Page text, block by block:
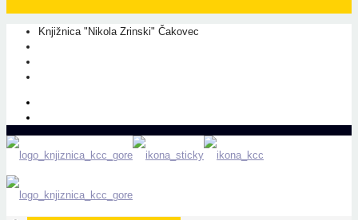
Knjižnica "Nikola Zrinski" Čakovec